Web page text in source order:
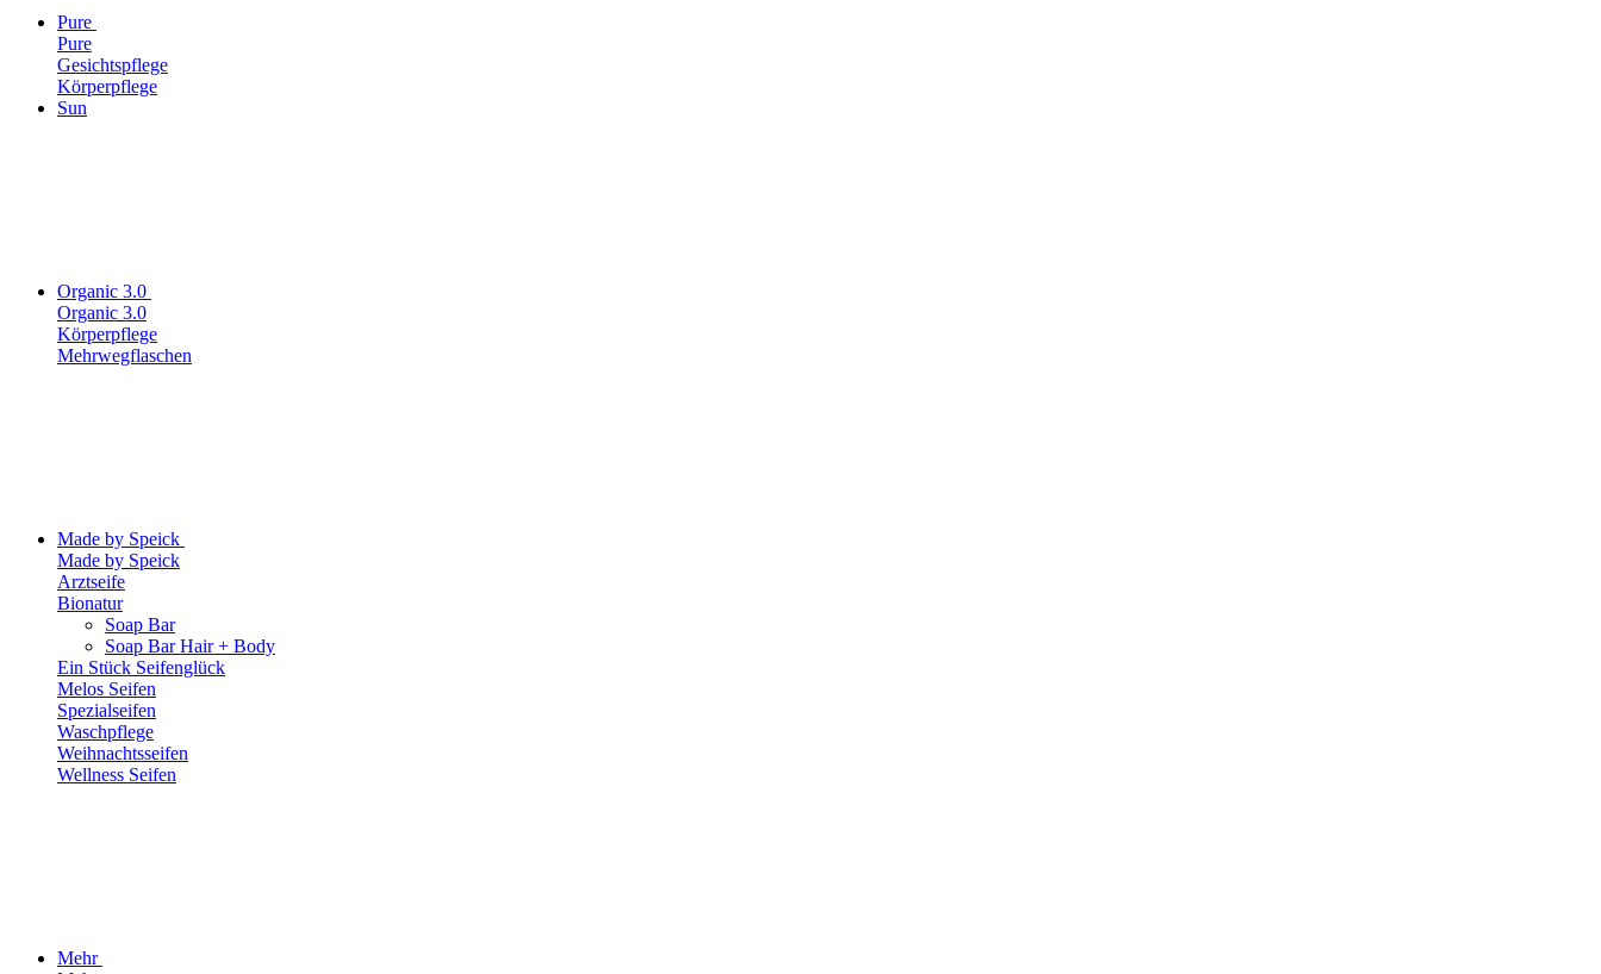
Pure
Pure
Gesichtspflege
Körperpflege
Sun
Organic 3.0
Organic 3.0
Körperpflege
Mehrwegflaschen
Made by Speick
Made by Speick
Arztseife
Bionatur
Soap Bar
Soap Bar Hair + Body
Ein Stück Seifenglück
Melos Seifen
Spezialseifen
Waschpflege
Weihnachtsseifen
Wellness Seifen
Mehr